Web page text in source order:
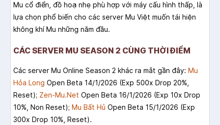
Mu cổ điển, đồ hoạ nhẹ phù hợp với máy cấu hình thấp, là
lựa chọn phổ biến cho các server Mu Việt muốn tái hiện
không khí Mu những năm đầu.
CÁC SERVER MU SEASON 2 CÙNG THỜI ĐIỂM
Các server Mu Online Season 2 khác ra mắt gần đây: Mu
Hỏa Long Open Beta 14/1/2026 (Exp 500x Drop 20%,
Reset); Zen-Mu.Net Open Beta 16/1/2026 (Exp 10x Drop
10%, Non Reset); Mu Bất Hủ Open Beta 15/1/2026 (Exp
300x Drop 10%, Reset).